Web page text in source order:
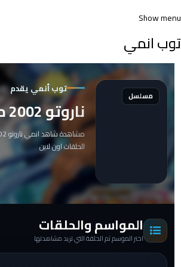
Show menu
توب انمي
مسلسل
توب أنمي يقدم
ناروتو 2002 مدبلج
الحلقات اون لاين
المواسم والحلقات
اختر الموسم ثم الحلقة التي تريد مشاهدتها